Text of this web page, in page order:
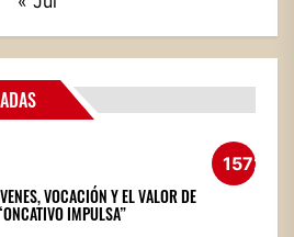
1572
VOCACIÓN Y EL VALOR DE
IMPULSA”